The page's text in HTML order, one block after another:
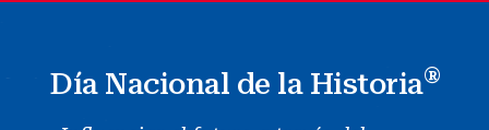
Día Nacional de la Historia®